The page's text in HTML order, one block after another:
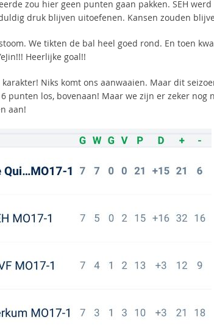
zou hier geen punten gaan pakken. SEH werd
druk blijven uitoefenen. Kansen zouden
We tikten de bal heel goed rond. En toen
Heerlijke goal!!
Niks komt ons aanwaaien. Maar dit
punten los, bovenaan! Maar we zijn er zeker nog
aan!